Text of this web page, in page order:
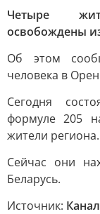
Четыре
освобождены
Об этом
человека в
Сегодня
формуле 205
жители региона.
Сейчас они
Беларусь.
Источник: